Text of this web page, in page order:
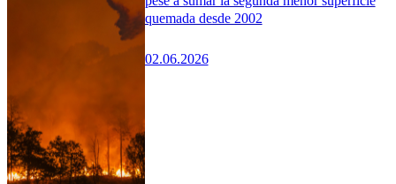
quemada desde 2002
02.06.2026